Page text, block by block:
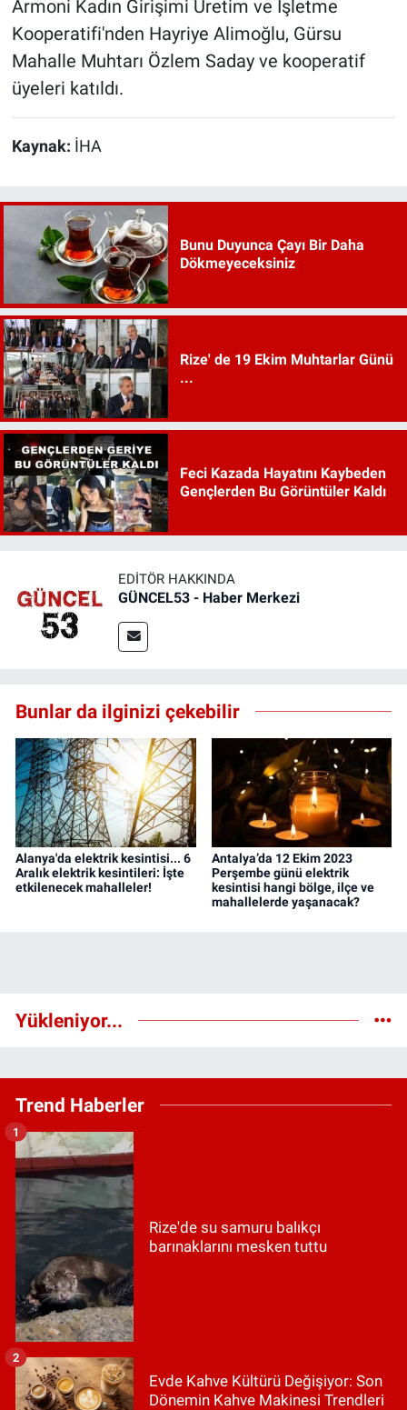
Armoni Kadın Girişimi Üretim ve İşletme
Kooperatifi'nden Hayriye Alimoğlu, Gürsu
Mahalle Muhtarı Özlem Saday ve kooperatif
üyeleri katıldı.
Kaynak: İHA
Bunu Duyunca Çayı Bir Daha
Dökmeyeceksiniz
Rize' de 19 Ekim Muhtarlar Günü
...
Feci Kazada Hayatını Kaybeden
Gençlerden Bu Görüntüler Kaldı
EDITÖR HAKKINDA
GÜNCEL53 - Haber Merkezi
Bunlar da ilginizi çekebilir
Alanya'da elektrik kesintisi... 6
Aralık elektrik kesintileri: İşte
etkilenecek mahalleler!
Antalya’da 12 Ekim 2023
Perşembe günü elektrik
kesintisi hangi bölge, ilçe ve
mahallelerde yaşanacak?
Yükleniyor...
Trend Haberler
Rize'de su samuru balıkçı
barınaklarını mesken tuttu
1
Evde Kahve Kültürü Değişiyor: Son
Dönemin Kahve Makinesi Trendleri
2